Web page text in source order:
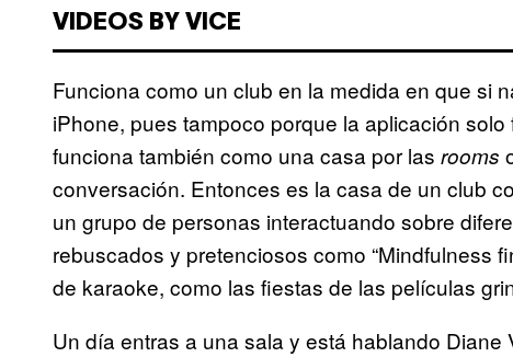
VIDEOS BY VICE
Funciona como un club en la medida en que si
iPhone, pues tampoco porque la aplicación
funciona también como una casa por las rooms
conversación. Entonces es la casa de un club
un grupo de personas interactuando sobre
rebuscados y pretenciosos como “Mindfulness
de karaoke, como las fiestas de las películas
Un día entras a una sala y está hablando